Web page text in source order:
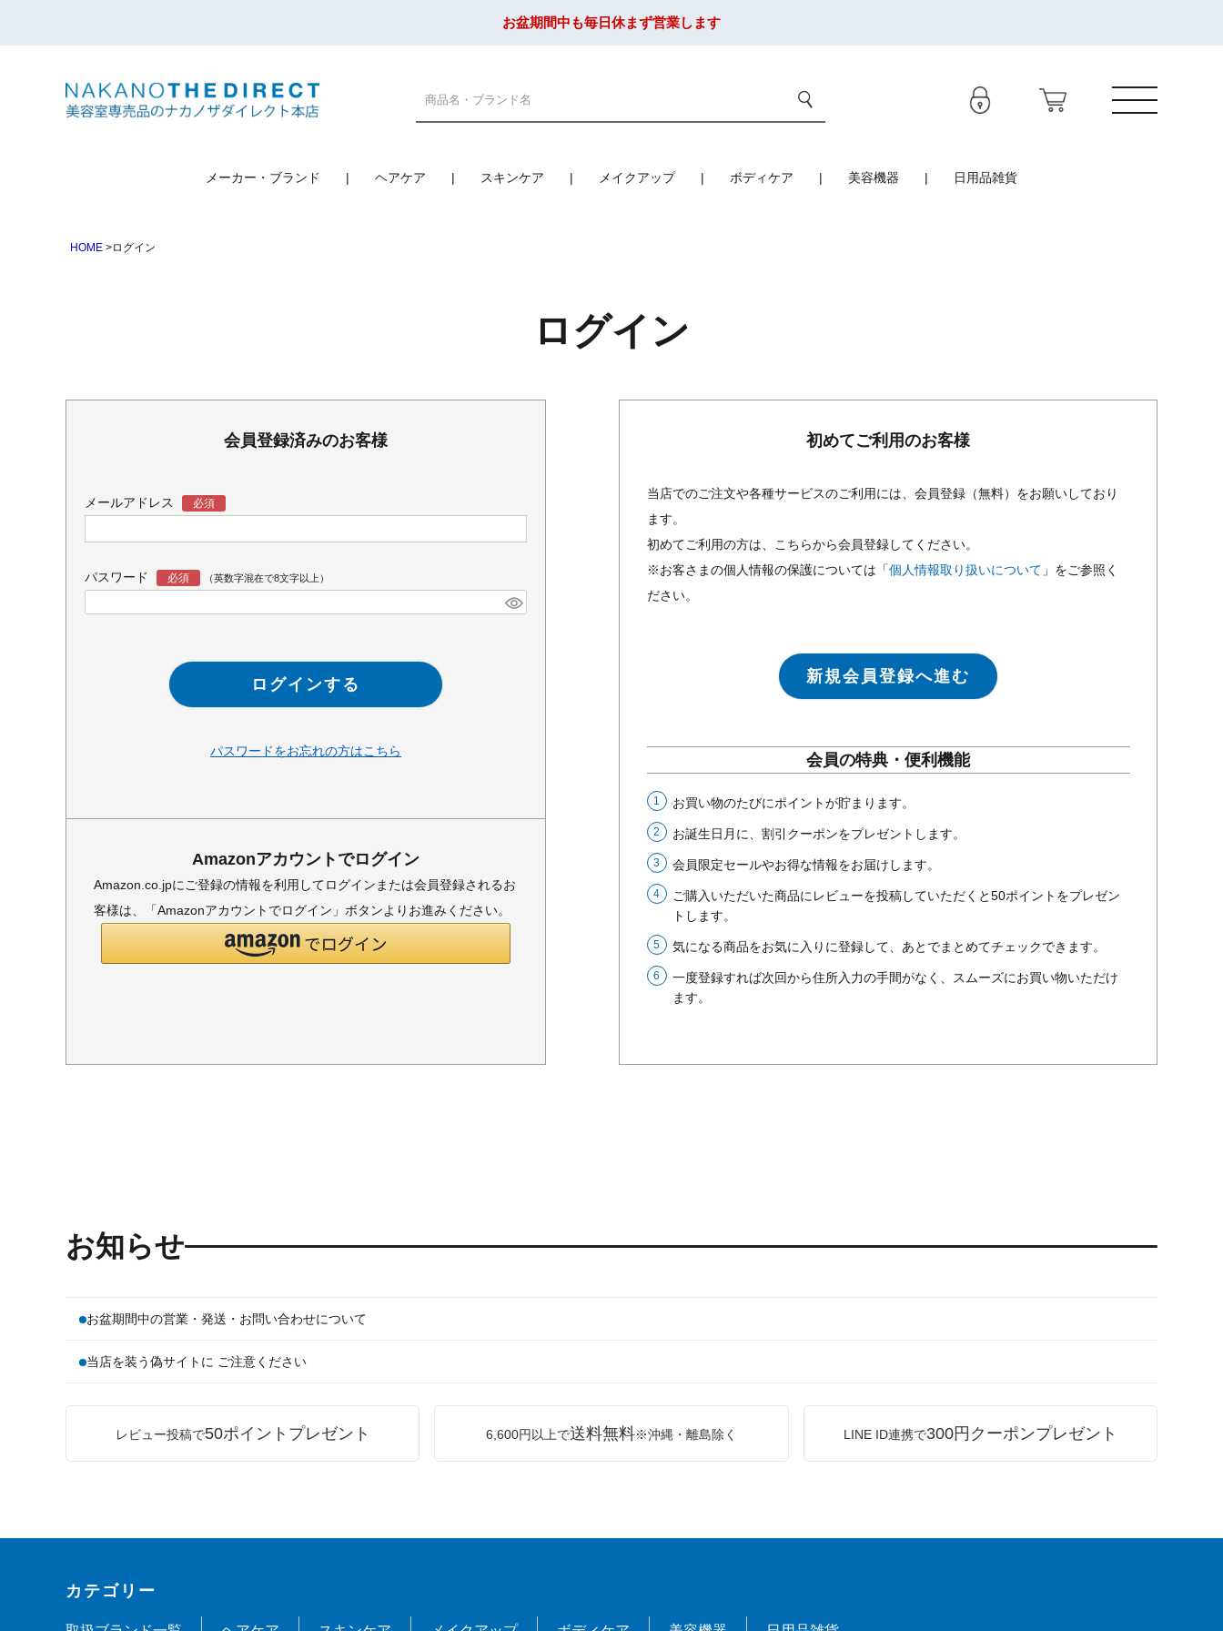
お盆期間中も毎日休まず営業します
メーカー・ブランド ヘアケア スキンケア メイクアップ ボディケア 美容機器 日用品雑貨
HOME ログイン
ログイン
会員登録済みのお客様
メールアドレス
パスワード
ログインする
パスワードをお忘れの方はこちら
Amazonアカウントでログイン
Amazon.co.jpにご登録の情報を利用してログインまたは会員登録されるお
客様は、「Amazonアカウントでログイン」ボタンよりお進みください。
初めてご利用のお客様
当店でのご注文や各種サービスのご利用には、会員登録（無料）をお願いしており
ます。
初めてご利用の方は、こちらから会員登録してください。
※お客さまの個人情報の保護については「個人情報取り扱いについて 」をご参照く
ださい。
新規会員登録へ進む
会員の特典・便利機能
お買い物のたびにポイントが貯まります。
お誕生日月に、割引クーポンをプレゼントします。
会員限定セールやお得な情報をお届けします。
ご購入いただいた商品にレビューを投稿していただくと50ポイントをプレゼン
トします。
気になる商品をお気に入りに登録して、あとでまとめてチェックできます。
一度登録すれば次回から住所入力の手間がなく、スムーズにお買い物いただけ
ます。
お知らせ
お盆期間中の営業・発送・お問い合わせについて
当店を装う偽サイトに ご注意ください
レビュー投稿で50ポイントプレゼント 6,600円以上で送料無料※沖縄・離島除く LINE ID連携で300円クーポンプレゼント
カテゴリー